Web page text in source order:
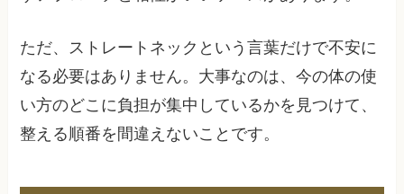
ただ、ストレートネックという言葉だけで不安に
なる必要はありません。大事なのは、今の体の使
い方のどこに負担が集中しているかを見つけて、
整える順番を間違えないことです。